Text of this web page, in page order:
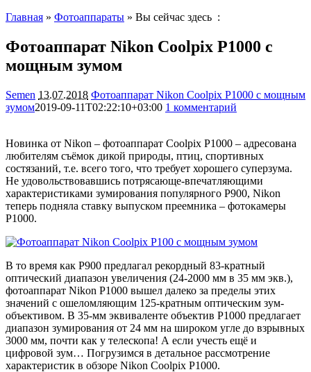
Главная » Фотоаппараты » Вы сейчас здесь :
Фотоаппарат Nikon Coolpix P1000 с
мощным зумом
Semen 13.07.2018 Фотоаппарат Nikon Coolpix P1000 с мощным
зумом2019-09-11T02:22:10+03:00 1 комментарий
Новинка от Nikon – фотоаппарат Coolpix P1000 – адресована
любителям съёмок дикой природы, птиц, спортивных
состязаний, т.е. всего того, что требует хорошего суперзума.
Не удовольствовавшись потрясающе-впечатляющими
характеристиками зумирования популярного P900, Nikon
теперь подняла ставку выпуском преемника – фотокамеры
P1000.
В то время как P900 предлагал рекордный 83-кратный
оптический диапазон увеличения (24-2000 мм в 35 мм экв.),
фотоаппарат Nikon P1000 вышел далеко за пределы этих
значений с ошеломляющим 125-кратным оптическим зум-
объективом. В 35-мм эквиваленте объектив P1000 предлагает
диапазон зумирования от 24 мм на широком угле до взрывных
3000 мм, почти как у телескопа! А если учесть ещё и
цифровой зум… Погрузимся в детальное рассмотрение
характеристик в обзоре Nikon Coolpix P1000.